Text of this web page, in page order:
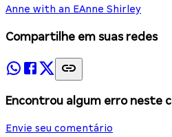
Anne with an EAnne Shirley
Compartilhe em suas redes
Encontrou algum erro neste
Envie seu comentário